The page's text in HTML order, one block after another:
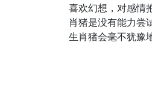
喜欢幻想，对感情
肖猪是没有能力尝
生肖猪会毫不犹豫